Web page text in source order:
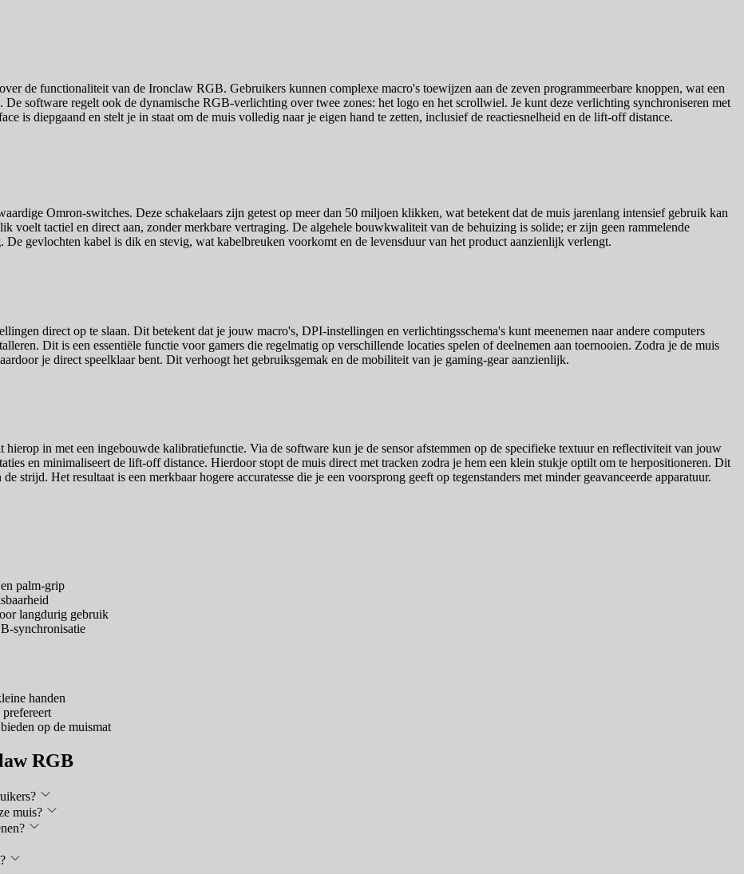
de functionaliteit van de Ironclaw RGB. Gebruikers kunnen complexe macro's toewijzen aan de zeven programmeerbare knoppen, wat een
software regelt ook de dynamische RGB-verlichting over twee zones: het logo en het scrollwiel. Je kunt deze verlichting synchroniseren met
is diepgaand en stelt je in staat om de muis volledig naar je eigen hand te zetten, inclusief de reactiesnelheid en de lift-off distance.
Omron-switches. Deze schakelaars zijn getest op meer dan 50 miljoen klikken, wat betekent dat de muis jarenlang intensief gebruik kan
voelt tactiel en direct aan, zonder merkbare vertraging. De algehele bouwkwaliteit van de behuizing is solide; er zijn geen rammelende
gevlochten kabel is dik en stevig, wat kabelbreuken voorkomt en de levensduur van het product aanzienlijk verlengt.
direct op te slaan. Dit betekent dat je jouw macro's, DPI-instellingen en verlichtingsschema's kunt meenemen naar andere computers
Dit is een essentiële functie voor gamers die regelmatig op verschillende locaties spelen of deelnemen aan toernooien. Zodra je de muis
je direct speelklaar bent. Dit verhoogt het gebruiksgemak en de mobiliteit van je gaming-gear aanzienlijk.
in met een ingebouwde kalibratiefunctie. Via de software kun je de sensor afstemmen op de specifieke textuur en reflectiviteit van jouw
en minimaliseert de lift-off distance. Hierdoor stopt de muis direct met tracken zodra je hem een klein stukje optilt om te herpositioneren. Dit
strijd. Het resultaat is een merkbaar hogere accuratesse die je een voorsprong geeft op tegenstanders met minder geavanceerde apparatuur.
palm-grip
langdurig gebruik
synchronisatie
handen
op de muismat
RGB
muis?